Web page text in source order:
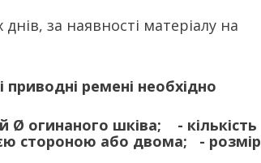
за наявності матеріалу на
ремені необхідно
Ø огинаного шківа; - кількість
стороною або двома; - розмір